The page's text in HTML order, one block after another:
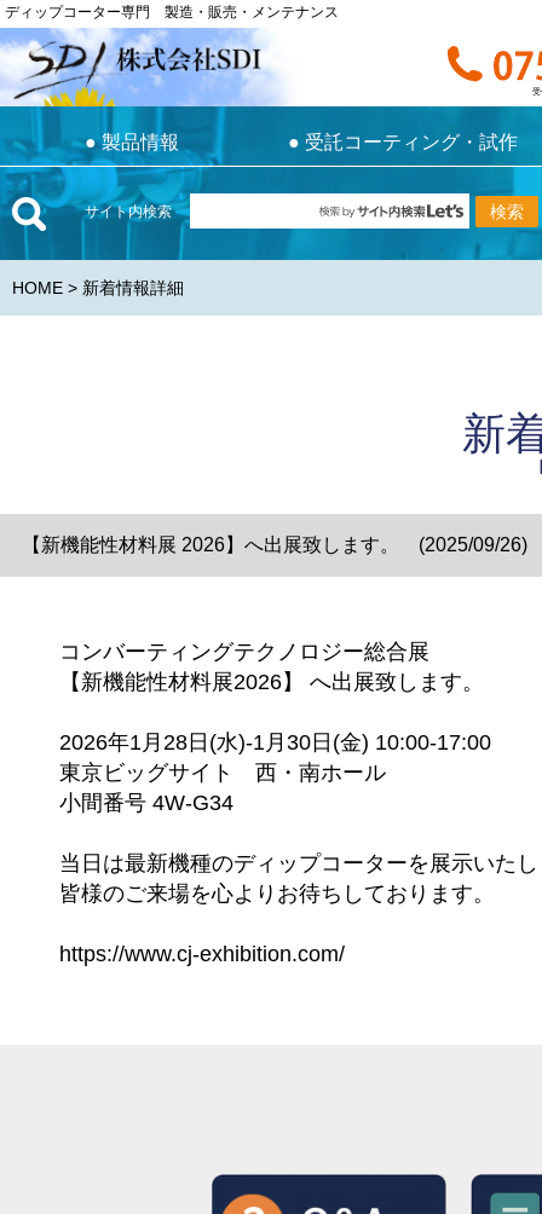
ディップコーター専門 製造・販売・メンテナンス
受
●製品情報 ● 受託コーティング・試作
ディップコーター専門 製造・販売・メンテナンス
受付時間
●製品情報 受託コーティング・試作
サイト内検索
HOME> 新着情報詳細
新
【新機能性材料展 2026】へ出展致します。 (2025/09/26)
コンバーティングテクノロジー総合展
【新機能性材料展2026】 へ出展致します。
2026年1月28日(水)-1月30日(金) 10:00-17:00
東京ビッグサイト 西・南ホール
小間番号 4W-G34
当日は最新機種のディップコーターを展示いた
皆様のご来場を心よりお待ちしております。
https://www.cj-exhibition.com/